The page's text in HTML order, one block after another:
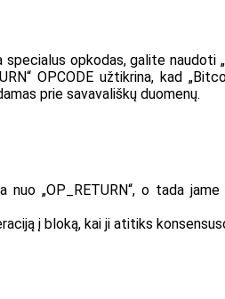
opkodas, galite
OPCODE užtikrina, kad
prie savavališkų duomenų.
„OP_RETURN“, o tada
į bloką, kai ji atitiks